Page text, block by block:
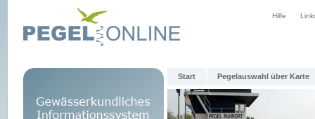
Hilfe
Start Pegelauswahl über Karte